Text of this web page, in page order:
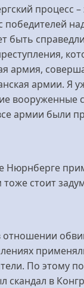
Я
ему
про
Фому...
від
Dick
Traveller
процесс –
победителей
быть
армия,
армии. Я
вооруженные
армии были
Нюрнберге
стоит
отношении
По этому
скандал в